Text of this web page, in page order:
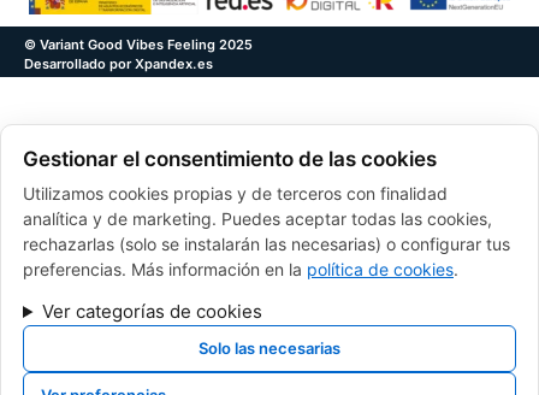
© Variant Good Vibes Feeling 2025
Desarrollado por Xpandex.es
Gestionar el consentimiento de las cookies
Utilizamos cookies propias y de terceros con finalidad
analítica y de marketing. Puedes aceptar todas las cookies,
rechazarlas (solo se instalarán las necesarias) o configurar tus
preferencias. Más información en la política de cookies.
Ver categorías de cookies
Solo las necesarias